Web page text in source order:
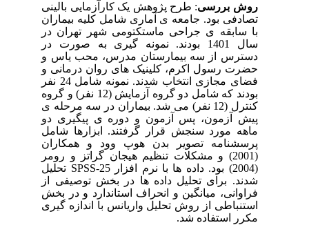
روش بررسی:طرح پژوهش یک کارآزمایی بالینی
تصادفی بود. جامعه ­ی آماری شامل کلیه بیماران
با سابقه ­ی جراحی ماستکتومی شهر تهران در
سال 1401 بودند. نمونه­ گیری به صورت در
دسترس از سه بیمارستان مدرس، محب یاس و
حضرت رسول اکرم، کلینیک ­های روان­ درمانی و
فضای مجازی انتخاب شدند. نمونه شامل 24 نفر
بودند که شامل دو گروه آزمایش (12 نفر) و گروه
کنترل (12 نفر) می­ شد. بیماران در سه مرحله ­ی
پیش ­آزمون، پس ­آزمون و دوره ­ی پیگیری دو
ماهه مورد سنجش قرار گرفتند. ابزارها شامل
پرسشنامه تصویر بدن هوپ وود و همکاران
و مشکلات تنظیم هیجان گراتز و رومر
SPSS-25تحلیل
شدند. برای تحلیل داده ­ها در بخش توصیفی از
فراوانی، میانگین و انحراف استاندارد و در بخش
استنباطی از روش تحلیل واریانس با اندازه­ گیری
مکرر استفاده شد.